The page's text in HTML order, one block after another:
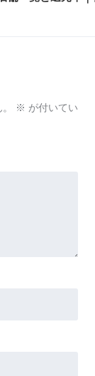
※ が付いてい